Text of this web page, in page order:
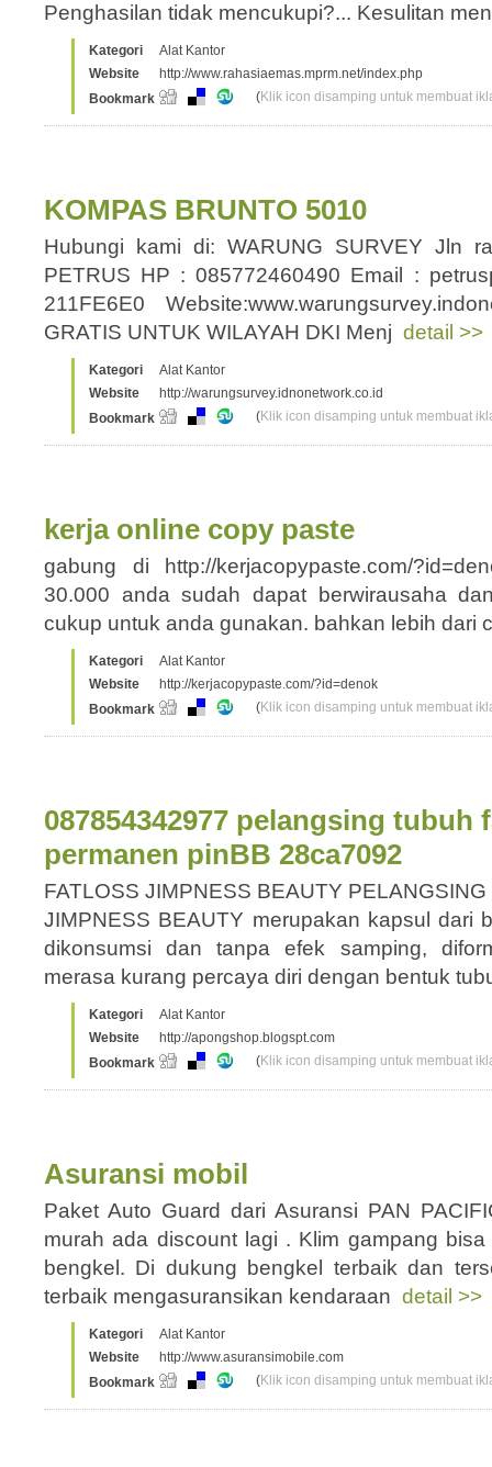
Penghasilan tidak mencukupi?... Kesulitan
Kategori
Alat Kantor
Website
http://www.rahasiaemas.mprm.net/index.php
Bookmark
(Klik icon disamping untuk membuat
KOMPAS BRUNTO 5010
Hubungi kami di: WARUNG SURVEY Jln
PETRUS HP : 085772460490 Email :
211FE6E0
GRATIS UNTUK WILAYAH DKI Menj detail >>
Kategori
Alat Kantor
Website
http://warungsurvey.idnonetwork.co.id
Bookmark
(Klik icon disamping untuk membuat
kerja online copy paste
gabung di http://kerjacopypaste.com/
30.000 anda sudah dapat berwirausaha
cukup untuk anda gunakan. bahkan lebih dari
Kategori
Alat Kantor
Website
http://kerjacopypaste.com/?id=denok
Bookmark
(Klik icon disamping untuk membuat
087854342977 pelangsing tubuh
permanen pinBB 28ca7092
FATLOSS JIMPNESS BEAUTY
JIMPNESS BEAUTY merupakan kapsul dari
dikonsumsi dan tanpa efek samping,
merasa kurang percaya diri dengan bentuk
Kategori
Alat Kantor
Website
http://apongshop.blogspt.com
Bookmark
(Klik icon disamping untuk membuat
Asuransi mobil
Paket Auto Guard dari Asuransi PAN
murah ada discount lagi . Klim gampang
bengkel. Di dukung bengkel terbaik dan
terbaik mengasuransikan kendaraan detail >>
Kategori
Alat Kantor
Website
http://www.asuransimobile.com
Bookmark
(Klik icon disamping untuk membuat